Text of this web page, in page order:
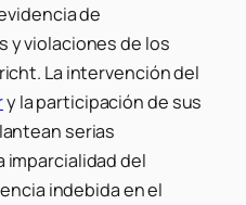
de
y violaciones de los
La intervención del
y la participación de sus
serias
imparcialidad del
indebida en el